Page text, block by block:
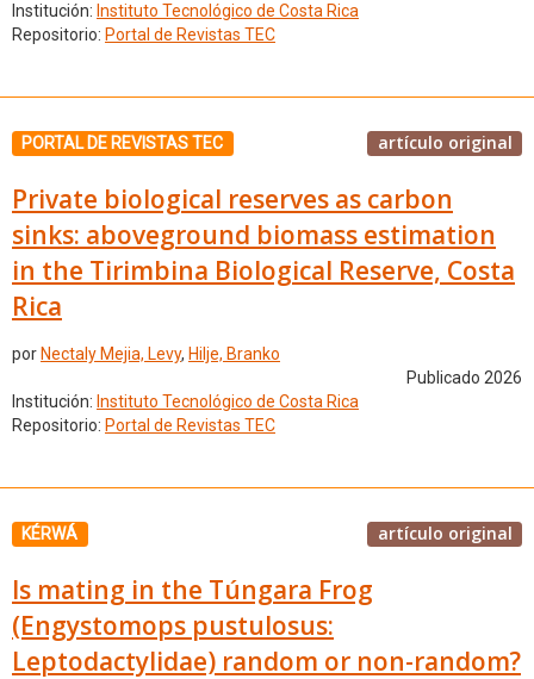
Institución: Instituto Tecnológico de Costa Rica
Repositorio: Portal de Revistas TEC
PORTAL DE REVISTAS TEC artículo original
Private biological reserves as carbon
sinks: aboveground biomass estimation
in the Tirimbina Biological Reserve, Costa
Rica
por Nectaly Mejia, Levy, Hilje, Branko
Publicado 2026
Institución: Instituto Tecnológico de Costa Rica
Repositorio: Portal de Revistas TEC
KÉRWÁ artículo original
Is mating in the Túngara Frog
(Engystomops pustulosus:
Leptodactylidae) random or non-random?